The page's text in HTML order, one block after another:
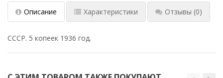
Описание Характеристики Отзывы (0)
СССР. 5 копеек 1936 год.